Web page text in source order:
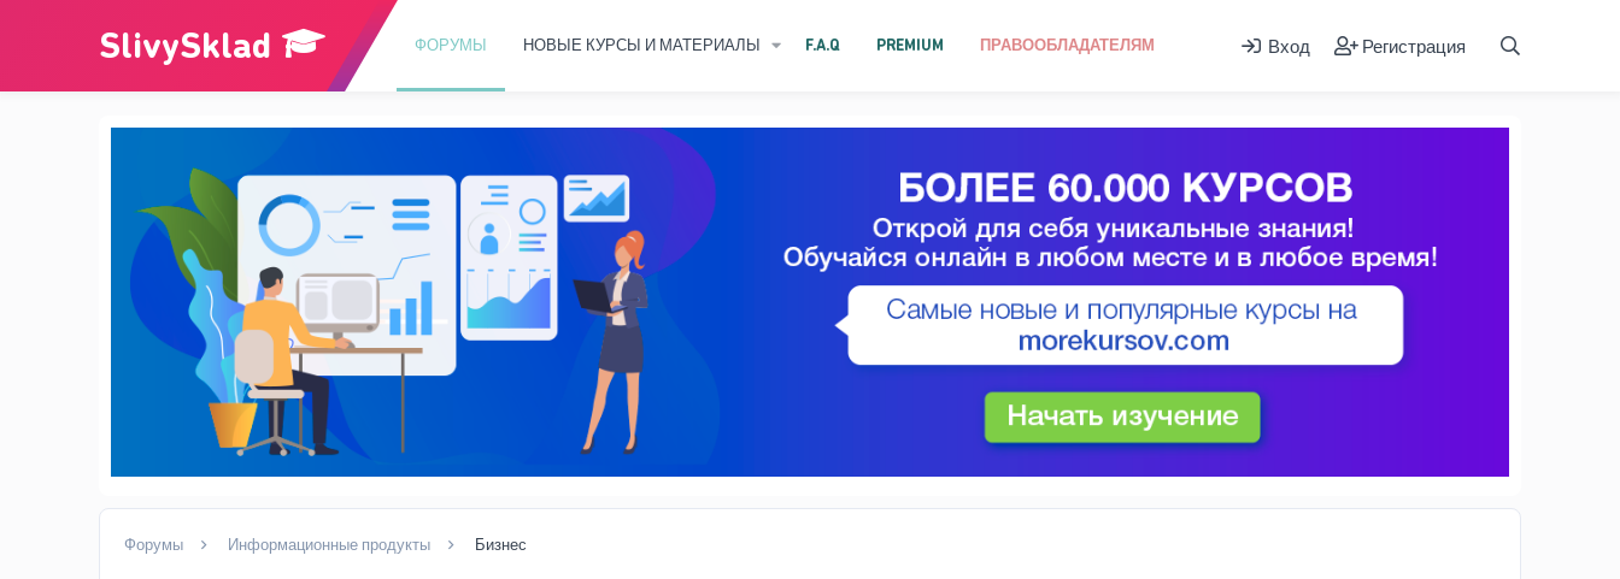
ФОРУМЫ НОВЫЕ КУРСЫ И МАТЕРИАЛЫ F.A.Q PREMIUM ПРАВООБЛАДАТЕЛЯМ Вход Регистрация
Форумы Информационные продукты Бизнес